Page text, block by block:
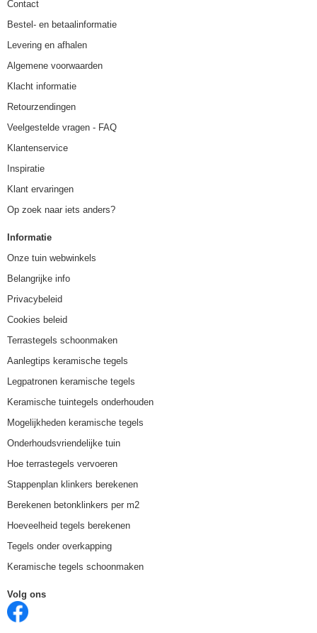
Contact
Bestel- en betaalinformatie
Levering en afhalen
Algemene voorwaarden
Klacht informatie
Retourzendingen
Veelgestelde vragen - FAQ
Klantenservice
Inspiratie
Klant ervaringen
Op zoek naar iets anders?
Informatie
Onze tuin webwinkels
Belangrijke info
Privacybeleid
Cookies beleid
Terrastegels schoonmaken
Aanlegtips keramische tegels
Legpatronen keramische tegels
Keramische tuintegels onderhouden
Mogelijkheden keramische tegels
Onderhoudsvriendelijke tuin
Hoe terrastegels vervoeren
Stappenplan klinkers berekenen
Berekenen betonklinkers per m2
Hoeveelheid tegels berekenen
Tegels onder overkapping
Keramische tegels schoonmaken
Volg ons